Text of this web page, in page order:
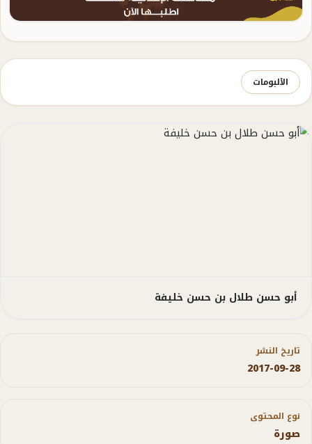
الألبومات
أبو حسن طلال بن حسن خليفة
تاريخ النشر
2017-09-28
نوع المحتوى
صورة